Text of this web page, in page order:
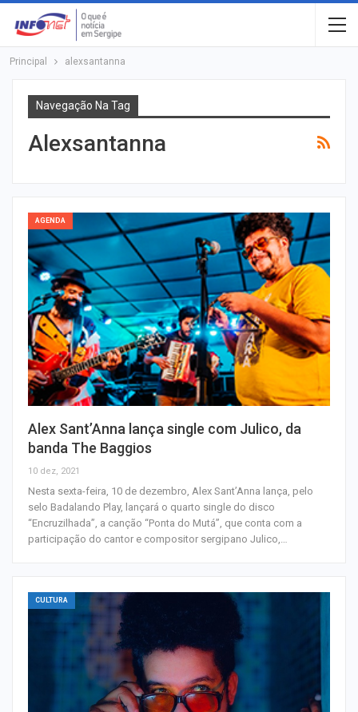
Principal alexsantanna
Navegação Na Tag
Alexsantanna
AGENDA
Alex Sant’Anna lança single com Julico, da
banda The Baggios
10 dez, 2021
Nesta sexta-feira, 10 de dezembro, Alex Sant’Anna lança, pelo
selo Badalando Play, lançará o quarto single do disco
“Encruzilhada”, a canção “Ponta do Mutá”, que conta com a
participação do cantor e compositor sergipano Julico,…
CULTURA